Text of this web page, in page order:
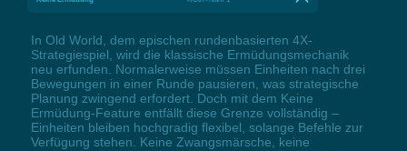
In Old World, dem epischen rundenbasierten 4X-
Strategiespiel, wird die klassische Ermüdungsmechanik
neu erfunden. Normalerweise müssen Einheiten nach drei
Bewegungen in einer Runde pausieren, was strategische
Planung zwingend erfordert. Doch mit dem Keine
Ermüdung-Feature entfällt diese Grenze vollständig –
Einheiten bleiben hochgradig flexibel, solange Befehle zur
Verfügung stehen. Keine Zwangsmärsche, keine